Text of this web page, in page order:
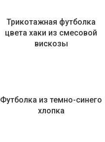
Трикотажная футболка
цвета хаки из смесовой
вискозы
Футболка из темно-синего
хлопка